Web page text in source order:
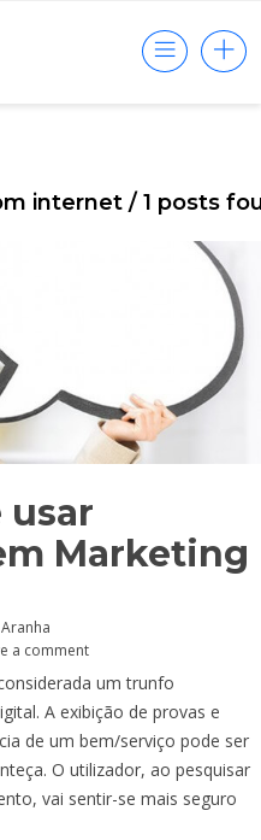
internet / 1 posts
usar
Marketing
a comment
um trunfo
A exibição de provas e
de um bem/serviço pode ser
O utilizador, ao pesquisar
vai sentir-se mais seguro